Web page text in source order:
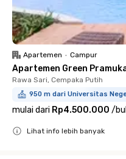
Apartemen • Campur
Apartemen Green
Rawa Sari, Cempaka Putih
950 m dari Universitas
mulai dari Rp4.500.000 /
Lihat info lebih banyak